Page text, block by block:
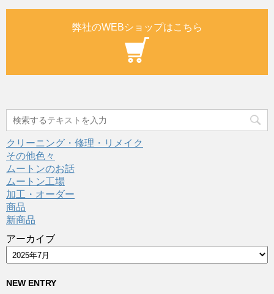
弊社のWEBショップはこちら
クリーニング・修理・リメイク
その他色々
ムートンのお話
ムートン工場
加工・オーダー
商品
新商品
アーカイブ
NEW ENTRY